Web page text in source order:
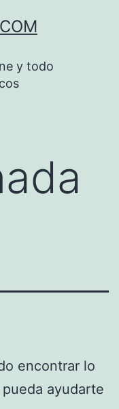
y todo
encontrar lo
ayudarte